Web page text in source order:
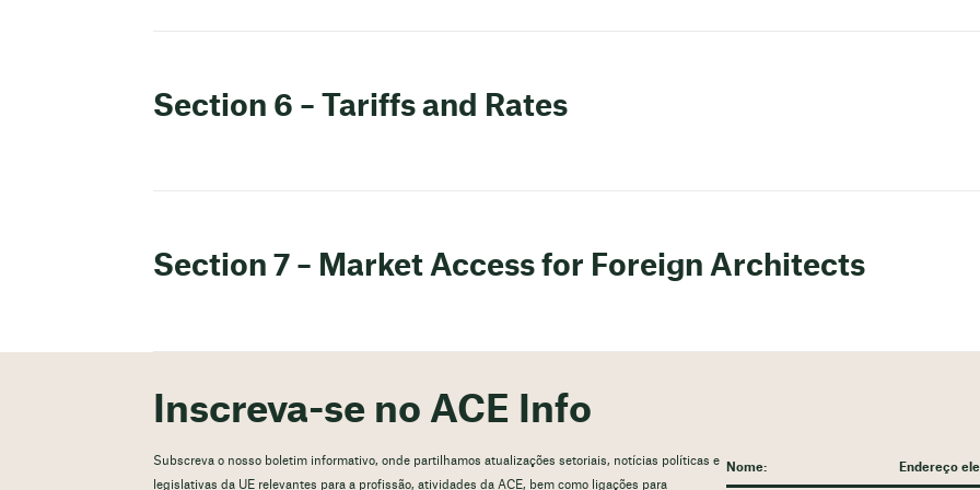
Section 6 – Tariffs and Rates
Section 7 – Market Access for Foreign Architects
Inscreva-se no ACE Info
Subscreva o nosso boletim informativo, onde partilhamos atualizações setoriais, notícias políticas e
legislativas da UE relevantes para a profissão, atividades da ACE, bem como ligações para